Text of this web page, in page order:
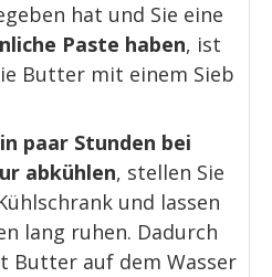
hat und Sie eine
Paste haben, ist
Butter mit einem Sieb
paar Stunden bei
abkühlen, stellen Sie
und lassen
lang ruhen. Dadurch
Butter auf dem Wasser